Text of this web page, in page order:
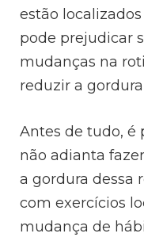
estão
pode prejudicar
mudanças na
reduzir a
Antes de tudo, é
não adianta
a gordura dessa
com exercícios
mudança de